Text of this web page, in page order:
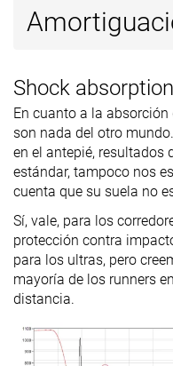
disponibles
Removable
insole
✓
Orthotic
friendly
✓
Clasificación
Popularidad #119 Top
Shock absorption
En cuanto a la
son nada del otro
en el antepié, resultados
estándar, tampoco nos
cuenta que su suela no
Sí, vale, para los
protección contra
para los ultras, pero
mayoría de los runners
distancia.